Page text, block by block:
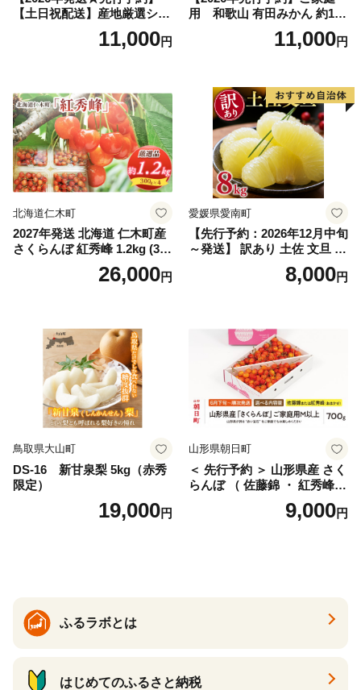
【土日祝配送】産地厳選シャ
インマスカット1.2kg～1.3kg
（2房～3房）※沖縄・離島配
笛吹市 山梨県 フルーツ 果物
ぶどう 葡萄 大粒 シャインマ
スカット おすすめ シャイン
マスカット 贈答 ギフト 産地
笛吹市 シャインマスカット
笛吹 葡萄 国産 ぶどう 人気
国産 1.2kg 先行｜
11,000円
用 和歌山 有田みかん 約10k
g (2L、3Lサイズ)【湯浅町】
11,000円
北海道仁木町
2027年発送 北海道 仁木町産
さくらんぼ 紅秀峰 1.2kg (300
g×4パック) Lサイズ以上 旬
桜桃 産地直送 サクランボ チ
26,000円
愛媛県愛南町
【先行予約：2026年12月中旬
～発送】 訳あり 土佐 文旦 8k
g (Mサイズ以上サイズミック
ス) 8000円 わけあり ぶんた
産 農家直送 期間限定 特産品
サイズミックス くらもとフ
ァーム 愛南町 愛媛県
8,000円
鳥取県大山町
DS-16 新甘泉梨 5kg（赤秀
限定）
19,000円
山形県朝日町
＜ 先行予約 ＞ 山形県産 さく
らんぼ （ 佐藤錦 ・ 紅秀峰
） ご家庭用 M以上 700g 【20
26年6月下旬から7月上旬発
9,000円
ふるラボとは
はじめてのふるさと納税